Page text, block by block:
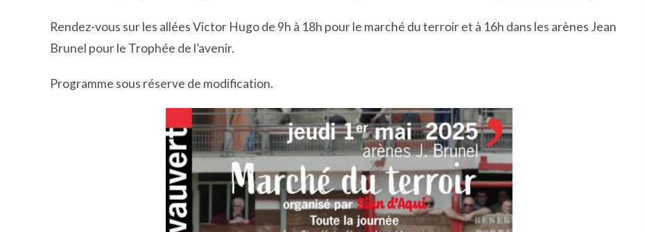
Rendez-vous sur les allées Victor Hugo de 9h à 18h pour le marché du terroir et à 16h dans les arènes Jean
Brunel pour le Trophée de l’avenir.
Programme sous réserve de modification.